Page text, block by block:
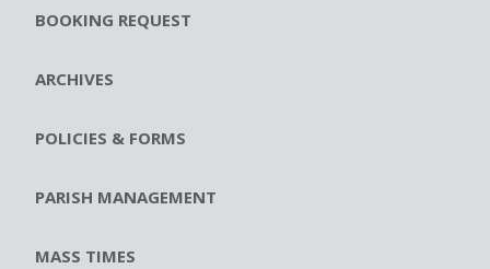
BOOKING REQUEST
ARCHIVES
POLICIES & FORMS
PARISH MANAGEMENT
MASS TIMES